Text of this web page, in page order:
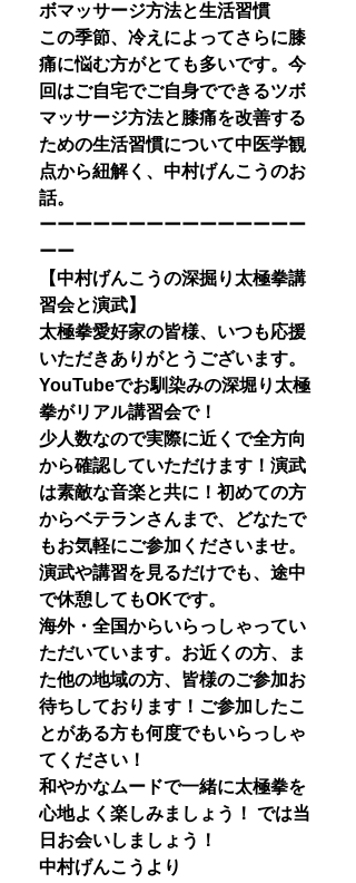
ボマッサージ方法と生活習慣
この季節、冷えによってさらに膝
痛に悩む方がとても多いです。今
回はご自宅でご自身でできるツボ
マッサージ方法と膝痛を改善する
ための生活習慣について中医学観
点から紐解く、中村げんこうのお
話。
ーーーーーーーーーーーーーーー
ーー
【中村げんこうの深掘り太極拳講
習会と演武】
太極拳愛好家の皆様、いつも応援
いただきありがとうございます。
YouTubeでお馴染みの深堀り太極
拳がリアル講習会で！
少人数なので実際に近くで全方向
から確認していただけます！演武
は素敵な音楽と共に！初めての方
からベテランさんまで、どなたで
もお気軽にご参加くださいませ。
演武や講習を見るだけでも、途中
で休憩してもOKです。
海外・全国からいらっしゃってい
ただいています。お近くの方、ま
た他の地域の方、皆様のご参加お
待ちしております！ご参加したこ
とがある方も何度でもいらっしゃ
てください！
和やかなムードで一緒に太極拳を
心地よく楽しみましょう！ では当
日お会いしましょう！
中村げんこうより